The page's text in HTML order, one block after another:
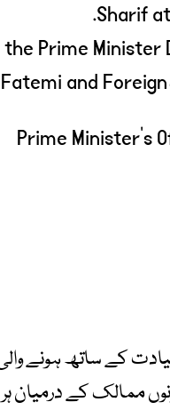
Sharif
Prime Minister
and
کے ساتھ ہونے والی
ممالک کے